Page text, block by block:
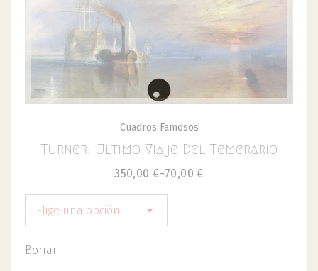
Cuadros Famosos
Turner: Ultimo Viaje Del Temerario
70,00 €
-
350,00 €
Elige una opción
Borrar